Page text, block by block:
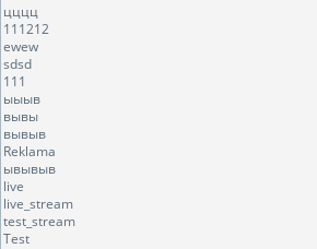
цццц
111212
ewew
sdsd
111
ыыыв
вывы
вывыв
Reklama
ывывыв
live
live_stream
test_stream
Test